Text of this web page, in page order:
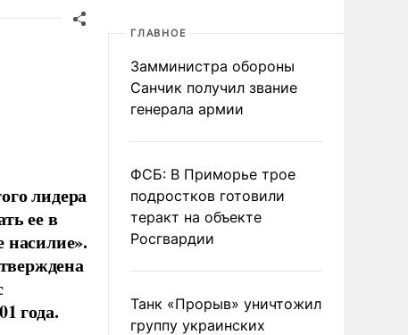
лидера
ее в
насилие».
года.
ГЛАВНОЕ
Замминистра обороны
Санчик получил звание
генерала армии
ФСБ: В Приморье трое
подростков готовили
теракт на объекте
Росгвардии
Танк «Прорыв» уничтожил
группу украинских